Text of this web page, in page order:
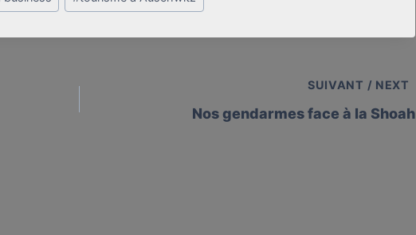
SUIVANT / NEXT
Nos gendarmes face à la Shoah